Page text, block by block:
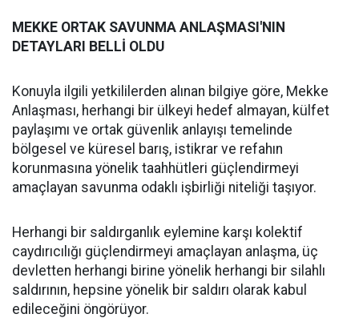
MEKKE ORTAK SAVUNMA ANLAŞMASI'NIN
DETAYLARI BELLİ OLDU
Konuyla ilgili yetkililerden alınan bilgiye göre, Mekke
Anlaşması, herhangi bir ülkeyi hedef almayan, külfet
paylaşımı ve ortak güvenlik anlayışı temelinde
bölgesel ve küresel barış, istikrar ve refahın
korunmasına yönelik taahhütleri güçlendirmeyi
amaçlayan savunma odaklı işbirliği niteliği taşıyor.
Herhangi bir saldırganlık eylemine karşı kolektif
caydırıcılığı güçlendirmeyi amaçlayan anlaşma, üç
devletten herhangi birine yönelik herhangi bir silahlı
saldırının, hepsine yönelik bir saldırı olarak kabul
edileceğini öngörüyor.